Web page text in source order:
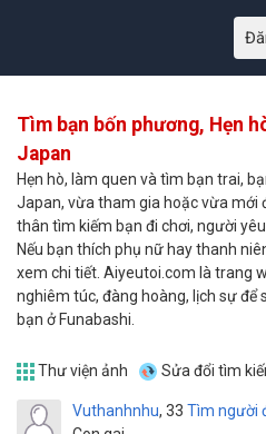
Tìm bạn bốn phương, Hẹn
Japan
Hẹn hò, làm quen và tìm bạn trai,
Japan, vừa tham gia hoặc vừa mới
thân tìm kiếm bạn đi chơi, người
Nếu bạn thích phụ nữ hay thanh
xem chi tiết. Aiyeutoi.com là trang
nghiêm túc, đàng hoàng, lịch sự để
bạn ở Funabashi.
Thư viện ảnh Sửa đổi tìm
Vuthanhnhu 33 Tìm người